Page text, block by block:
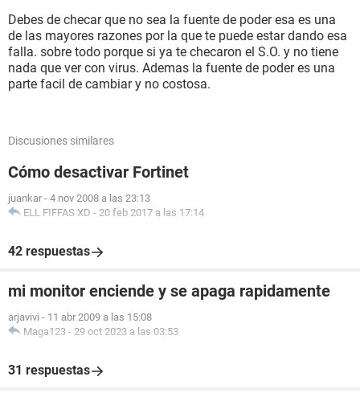
Debes de checar que no sea la fuente de poder esa es una
de las mayores razones por la que te puede estar dando esa
falla. sobre todo porque si ya te checaron el S.O. y no tiene
nada que ver con virus. Ademas la fuente de poder es una
parte facil de cambiar y no costosa.
Discusiones similares
Cómo desactivar Fortinet
juankar - 4 nov 2008 a las 23:13
ELL FIFFAS XD - 20 feb 2017 a las 17:14
42 respuestas
mi monitor enciende y se apaga rapidamente
arjavivi - 11 abr 2009 a las 15:08
Maga123 - 29 oct 2023 a las 03:53
31 respuestas